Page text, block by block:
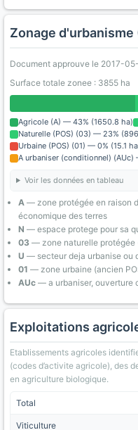
Zonage d'urbanisme
Document approuve le 2017-
Surface totale zonee : 3855 ha
Agricole (A) — 43% (1650.8 ha)
Naturelle (POS) (03) — 23%
Urbaine (POS) (01) — 0% (15.1
A urbaniser (conditionnel) (AUc)
Voir les données en tableau
A — zone protégée en raison
économique des terres
N — espace protege pour sa
03 — zone naturelle protégée
U — secteur deja urbanise ou
01 — zone urbaine (ancien
AUc — a urbaniser, ouverture
Exploitations
Etablissements agricoles
(codes d’activite agricole), des
en agriculture biologique.
Total
Viticulture